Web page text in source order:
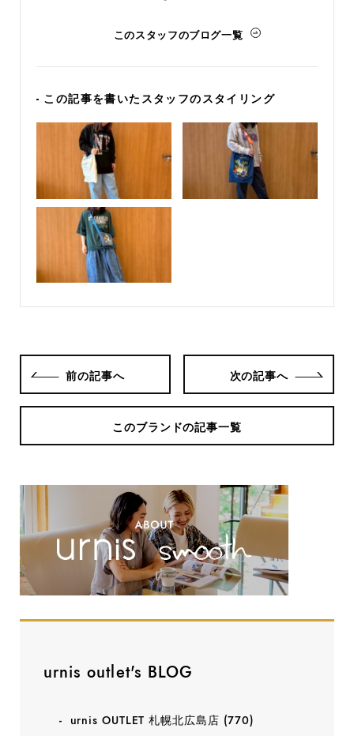
このスタッフのブログ一覧
- この記事を書いたスタッフのスタイリング
前の記事へ 次の記事へ
このブランドの記事一覧
urnis outlet's BLOG
urnis OUTLET 札幌北広島店 (770)